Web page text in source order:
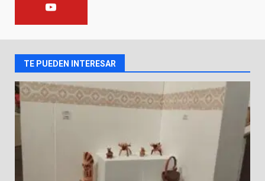
2
Los Pastores: tradición que
resiste al paso del tiempo
6 de agosto de 2026
El Pbro. Mario Alberto Pérez
asume la administración de la
parroquia de Guarapo
TE PUEDEN INTERESAR